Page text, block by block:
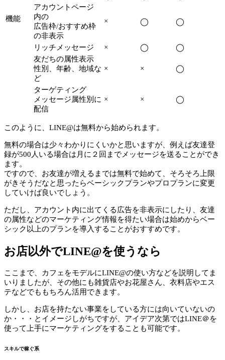
機能
アカウントページ
内の
広告枠/おすすめ枠
の非表示
× ◯ ◯
リッチメッセージ × ◯
◯
友だちの属性表示
性別、年齢、地域な
ど
× × ◯
ターゲティング
メッセージ属性別に
配信
× × ◯
このように、LINE@は無料から始められます。
無料の場合は少々わかりにくいかと思いますが、例えば友達登
録が500人いる場合は月に２回までメッセージを送ることができ
ます。
ですので、お友達が増えるまでは無料で始めて、そろそろ上限
がきそうだなと思ったらベーシックプランやプロプランに変更
していけば良いでしょう。
ただし、アカウント内に出てくる広告を非表示にしたり、友達
の属性などのマーケティング情報を得たい場合は始めからベー
シック以上のプランを導入することがおすすめです。
お店以外でLINE@を使うなら
ここまで、カフェをモデルにLINE@の使い方などを説明してま
いりましたが、その他にも雑貨店やお花屋さん、衣料店やエス
テなどでももちろん活用できます。
しかし、お店を持たない事業をしている方には向いていないの
か・・・とイメージしがちですが、アイデア次第ではLINE＠を
使って上手にマーケティングをすることも可能です。
スキルで稼ぐ系